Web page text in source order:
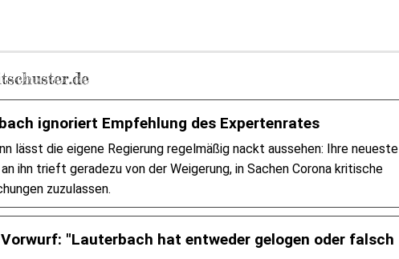
ignoriert Empfehlung des Expertenrates
lässt die eigene Regierung regelmäßig nackt aussehen: Ihre neueste
ihn trieft geradezu von der Weigerung, in Sachen Corona kritische
zuzulassen.
"Lauterbach hat entweder gelogen oder falsch